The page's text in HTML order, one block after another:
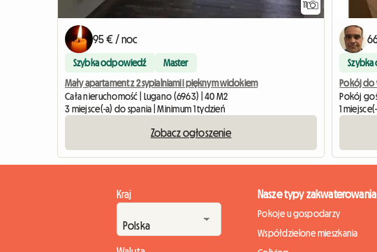
11
95 € / noc
Szybka odpowiedź Master
Mały apartament z 2 sypialniami i pięknym widokiem
Cała nieruchomość | Lugano (6963) | 40 M2
3 miejsce(-a) do spania | Minimum 1 tydzień
Zobacz ogłoszenie
Pokój do
Pokój
1
Kraj Nasze typy zakwaterowania
Pokoje u gospodarzy
Współdzielone mieszkania